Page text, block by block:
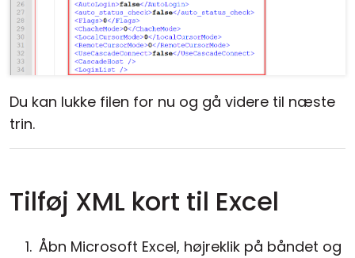
Du kan lukke filen for nu og gå videre til næste
trin.
Tilføj XML kort til Excel
Åbn Microsoft Excel, højreklik på båndet og